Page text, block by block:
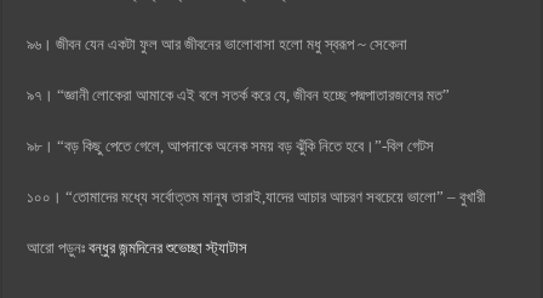
৯৬। জীবন যেন একটা ফুল আর জীবনের ভালোবাসা হলো মধু স্বরূপ ~ সেকেনা
৯৭। “জ্ঞানী লোকেরা আমাকে এই বলে সতর্ক করে যে, জীবন হচ্ছে পদ্মপাতারজলের মত”
৯৮। “বড় কিছু পেতে গেলে, আপনাকে অনেক সময় বড় ঝুঁকি নিতে হবে।”-বিল গেটস
১০০। “তোমাদের মধ্যে সর্বোত্তম মানুষ তারাই,যাদের আচার আচরণ সবচেয়ে ভালো” – বুখারী
আরো পড়ুনঃবন্ধুর জন্মদিনের শুভেচ্ছা স্ট্যাটাস